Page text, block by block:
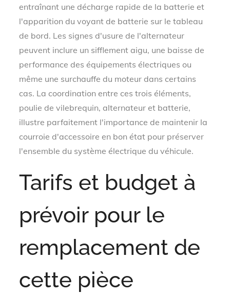
entraînant une décharge rapide de la batterie et
l'apparition du voyant de batterie sur le tableau
de bord. Les signes d'usure de l'alternateur
peuvent inclure un sifflement aigu, une baisse de
performance des équipements électriques ou
même une surchauffe du moteur dans certains
cas. La coordination entre ces trois éléments,
poulie de vilebrequin, alternateur et batterie,
illustre parfaitement l'importance de maintenir la
courroie d'accessoire en bon état pour préserver
l'ensemble du système électrique du véhicule.
Tarifs et budget à
prévoir pour le
remplacement de
cette pièce